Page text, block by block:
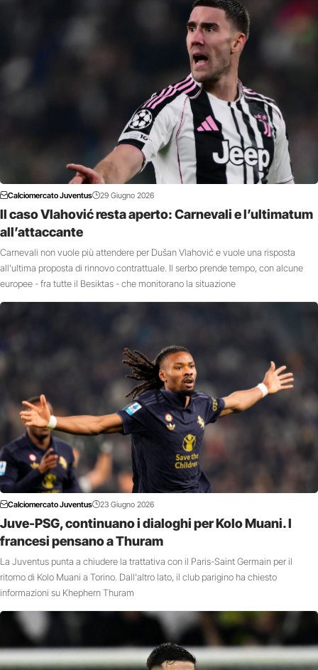
Calciomercato Juventus 29 Giugno 2026
Il caso Vlahović resta aperto: Carnevali e l’ultimatum
all’attaccante
Carnevali non vuole più attendere per Dušan Vlahović e vuole una risposta
all'ultima proposta di rinnovo contrattuale. Il serbo prende tempo, con alcune
europee - fra tutte il Besiktas - che monitorano la situazione
Calciomercato Juventus 23 Giugno 2026
Juve-PSG, continuano i dialoghi per Kolo Muani. I
francesi pensano a Thuram
La Juventus punta a chiudere la trattativa con il Paris-Saint Germain per il
ritorno di Kolo Muani a Torino. Dall'altro lato, il club parigino ha chiesto
informazioni su Khephern Thuram